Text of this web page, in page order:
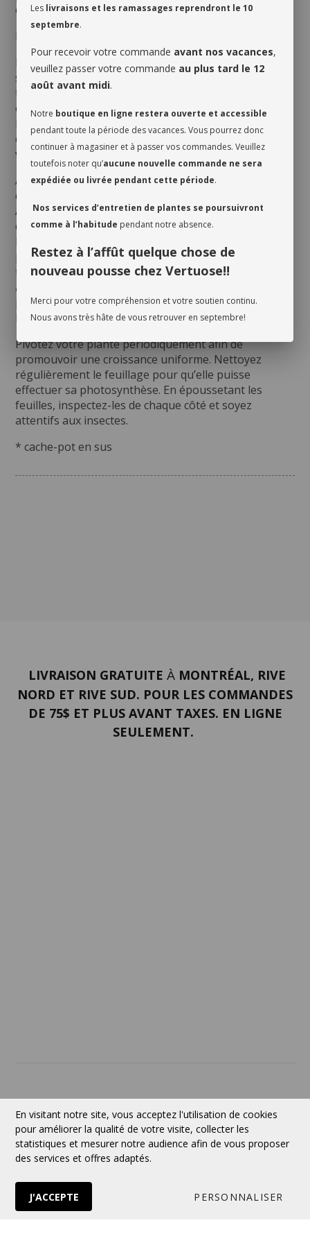
existent.
ENTRETIEN
Bien que le Dracaena aime l’humidité, il faut toutefois
s’assurer que son terreau s’assèche jusqu’au premier
tiers entre les arrosages. Un arrosage trop abondant
ou fréquent pourrait faire pourrir ses racines et
brunir le bout de ses fines feuilles marginées. Tout
comme bien d’autres plantes tropicales, il apprécie la
vaporisation régulière, surtout en hiver.
Assurez-vous de bien évaluer les besoins d’arrosage
de votre plante quand vous en prenez possession.
Avant de l’arroser la première fois, vérifiez le taux
d’humidité du terreau afin de déterminer s’il est
humide ou non près de la surface. Il est également
préférable d’en aérer le terreau avant de l’arroser la
toute première fois, car le sol est souvent compressé
afin d’éviter tout mouvement durant le transport. Ceci
permet donc au terreau de respirer et de libérer son
humidité.
Pivotez votre plante périodiquement afin de
promouvoir une croissance uniforme. Nettoyez
régulièrement le feuillage pour qu’elle puisse
effectuer sa photosynthèse. En époussetant les
feuilles, inspectez-les de chaque côté et soyez
attentifs aux insectes.
* cache-pot en sus
LIVRAISON GRATUITE ÀMONTRÉAL, RIVE
NORD ET RIVE SUD. POUR LES COMMANDES
DE 75$ ET PLUS AVANT TAXES. EN LIGNE
SEULEMENT.
Suivez-nous
© 2026 VERTUOSE Tous droits réservés.
Les livraisons et les ramassages reprendront le 10
septembre.
Pour recevoir votre commande avant nos vacances,
veuillez passer votre commande au plus tard le 12
août avant midi.
Notre boutique en ligne restera ouverte et accessible
pendant toute la période des vacances. Vous pourrez donc
continuer à magasiner et à passer vos commandes. Veuillez
toutefois noter qu’aucune nouvelle commande ne sera
expédiée ou livrée pendant cette période.
Nos services d’entretien de plantes se poursuivront
comme à l’habitude pendant notre absence.
Restez à l’affût quelque chose de
nouveau pousse chez Vertuose!!
Merci pour votre compréhension et votre soutien continu.
Nous avons très hâte de vous retrouver en septembre!
En visitant notre site, vous acceptez l'utilisation de cookies
pour améliorer la qualité de votre visite, collecter les
statistiques et mesurer notre audience afin de vous proposer
des services et offres adaptés.
J'ACCEPTE PERSONNALISER